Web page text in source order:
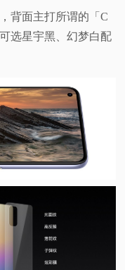
背面主打所谓的「C
选星宇黑、幻梦白配